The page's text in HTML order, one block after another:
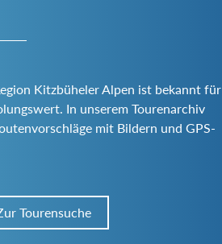
Kitzbüheler Alpen ist bekannt für
In unserem Tourenarchiv
mit Bildern und GPS-
Tourensuche